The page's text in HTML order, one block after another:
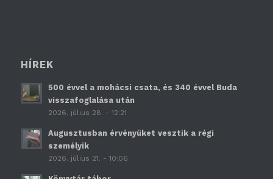
HÍREK
500 évvel a mohácsi csata, és 340 évvel Buda
visszafoglalása után
2026. július 28. - 12:21
Augusztusban érvényüket vesztik a régi
személyik
2026. július 21. - 10:06